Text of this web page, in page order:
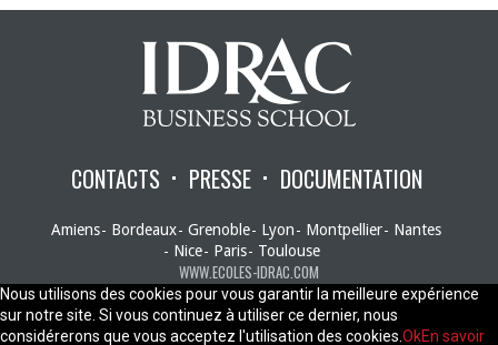
CONTACTS PRESSE DOCUMENTATION
Amiens Bordeaux Grenoble Lyon Montpellier
Nantes
Nice
Paris Toulouse
WWW.ECOLES-IDRAC.COM
Nous utilisons des cookies pour vous garantir la meilleure expérience
sur notre site. Si vous continuez à utiliser ce dernier, nous
considérerons que vous acceptez l'utilisation des cookies. OkEn savoir